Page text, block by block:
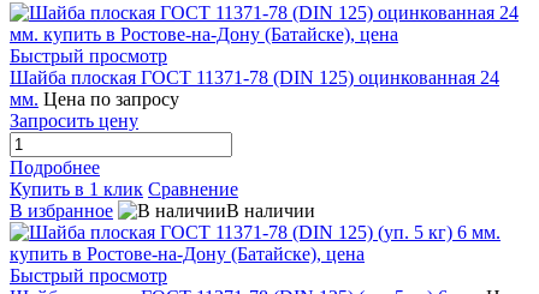
Быстрый просмотр
Шайба плоская ГОСТ 11371-78 (DIN 125) оцинкованная 24
мм. Цена по запросу
Запросить цену
Подробнее
Купить в 1 клик Сравнение
В избранное
В наличии
Быстрый просмотр